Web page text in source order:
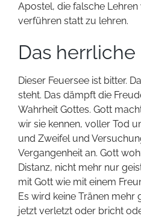
Apostel, die falsche
verführen statt zu lehren.
Das herrliche
Dieser Feuersee ist bitter.
steht. Das dämpft die
Wahrheit Gottes. Gott
wir sie kennen, voller Tod
und Zweifel und
Vergangenheit an. Gott
Distanz, nicht mehr nur
mit Gott wie mit einem
Es wird keine Tränen mehr
jetzt verletzt oder bricht